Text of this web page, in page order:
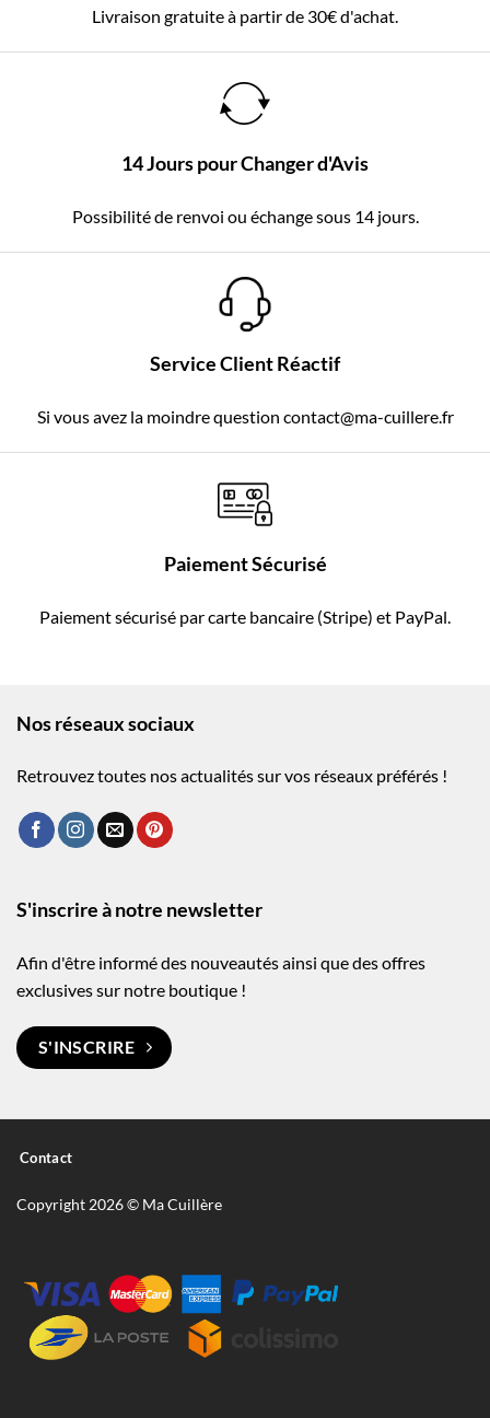
Livraison gratuite à partir de 30€ d'achat.
14 Jours pour Changer d'Avis
Possibilité de renvoi ou échange sous 14 jours.
Service Client Réactif
Si vous avez la moindre question contact@ma-cuillere.fr
Paiement Sécurisé
Paiement sécurisé par carte bancaire (Stripe) et PayPal.
Nos réseaux sociaux
Retrouvez toutes nos actualités sur vos réseaux préférés !
S'inscrire à notre newsletter
Afin d'être informé des nouveautés ainsi que des offres
exclusives sur notre boutique !
S'INSCRIRE
Contact
Copyright 2026 © Ma Cuillère